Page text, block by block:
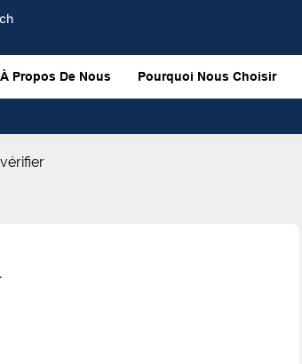
À Propos De Nous Pourquoi Nous Choisir